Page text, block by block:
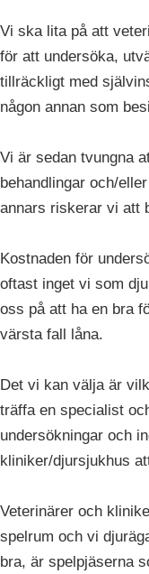
Vi ska lita på att
för att undersöka,
tillräckligt med
någon annan som
Vi är sedan tvungna
behandlingar och/
annars riskerar vi att
Kostnaden för
oftast inget vi som
oss på att ha en bra
värsta fall låna.
Det vi kan välja är
träffa en specialist
undersökningar och
kliniker/djursjukhus
Veterinärer och
spelrum och vi
bra, är spelpjäserna